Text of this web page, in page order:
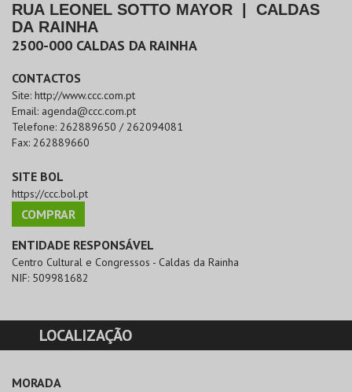
RUA LEONEL SOTTO MAYOR
CALDAS
DA RAINHA
2500-000 CALDAS DA RAINHA
CONTACTOS
Site: http://www.ccc.com.pt
Email: agenda@ccc.com.pt
Telefone: 262889650 / 262094081
Fax: 262889660
SITE BOL
https://ccc.bol.pt
COMPRAR
ENTIDADE RESPONSÁVEL
Centro Cultural e Congressos - Caldas da Rainha
NIF: 509981682
LOCALIZAÇÃO
MORADA